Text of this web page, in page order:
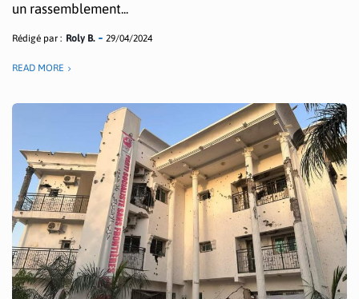
un rassemblement...
Rédigé par : Roly B. 29/04/2024
READ MORE